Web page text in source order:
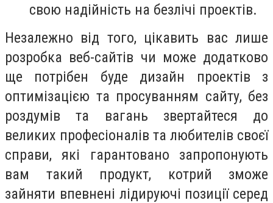
свою надійність на безлічі проектів.
Незалежно від того, цікавить вас лише
розробка веб-сайтів чи може додатково
ще потрібен буде дизайн проектів з
оптимізацією та просуванням сайту, без
роздумів та вагань звертайтеся до
великих професіоналів та любителів своєї
справи, які гарантовано запропонують
вам такий продукт, котрий зможе
зайняти впевнені лідируючі позиції серед